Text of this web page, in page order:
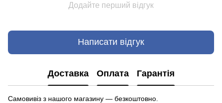
Додайте перший відгук
Написати відгук
Доставка Оплата Гарантія
Самовивіз з нашого магазину — безкоштовно.